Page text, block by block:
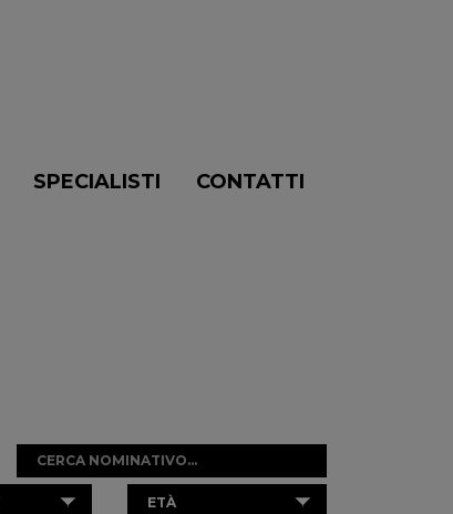
SPECIALISTI CONTATTI
ETÀ